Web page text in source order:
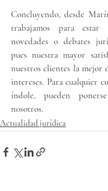
Concluyendo, desde
trabajamos para
novedades o debates
pues nuestra mayor
nuestros clientes la mejor
intereses. Para cualquier
índole, pueden
nosotros.
Actualidad jurídica